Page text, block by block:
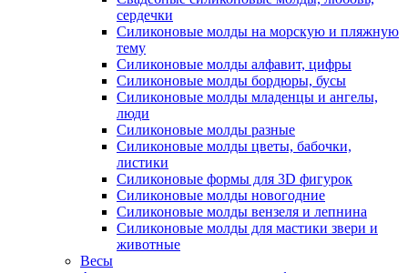
сердечки
Силиконовые молды на морскую и пляжную
тему
Силиконовые молды алфавит, цифры
Силиконовые молды бордюры, бусы
Силиконовые молды младенцы и ангелы,
люди
Силиконовые молды разные
Силиконовые молды цветы, бабочки,
листики
Силиконовые формы для 3D фигурок
Силиконовые молды новогодние
Силиконовые молды вензеля и лепнина
Силиконовые молды для мастики звери и
животные
Весы